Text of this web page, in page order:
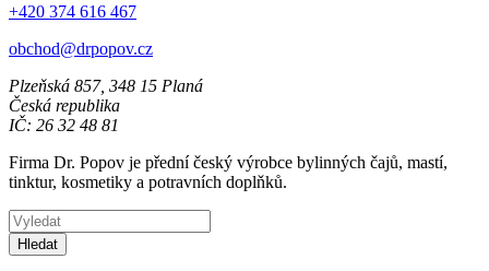
+420 374 616 467
obchod@drpopov.cz
Plzeňská 857, 348 15 Planá
Česká republika
IČ: 26 32 48 81
Firma Dr. Popov je přední český výrobce bylinných čajů, mastí,
tinktur, kosmetiky a potravních doplňků.
Hledat